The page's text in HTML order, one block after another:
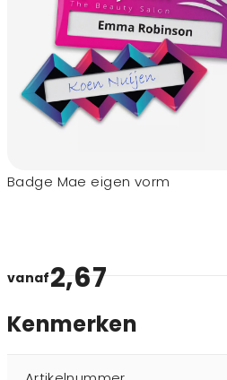
Badge Mae eigen vorm
vanaf2,67
Kenmerken